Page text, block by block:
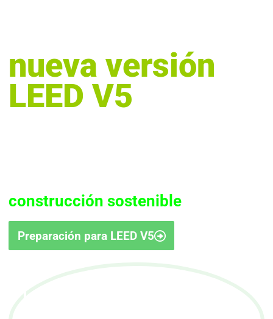
nueva versión
LEED V5
construcción sostenible
Preparación para LEED V5